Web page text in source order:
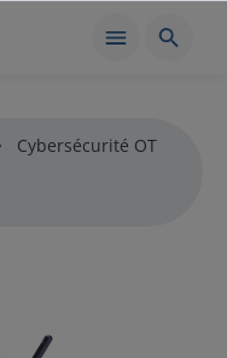
Cybersécurité OT